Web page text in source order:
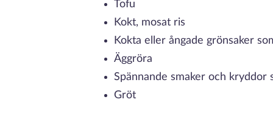
Tofu
Kokt, mosat ris
Kokta eller ångade grönsaker
Äggröra
Spännande smaker och
Gröt